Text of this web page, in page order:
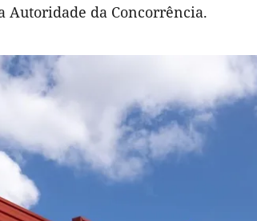
Autoridade da Concorrência.